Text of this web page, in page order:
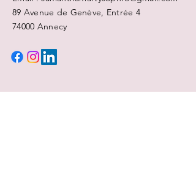
89 Avenue de Genève, Entrée 4
74000 Annecy